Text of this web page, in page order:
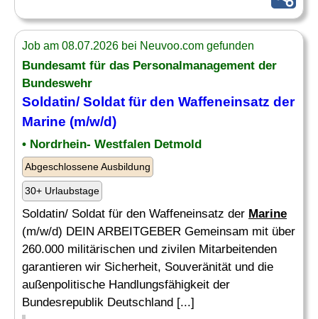
Job am 08.07.2026 bei Neuvoo.com gefunden
Bundesamt für das Personalmanagement der
Bundeswehr
Soldatin/ Soldat für den Waffeneinsatz der
Marine (m/w/d)
• Nordrhein- Westfalen Detmold
Abgeschlossene Ausbildung
30+ Urlaubstage
Soldatin/ Soldat für den Waffeneinsatz der Marine
(m/w/d) DEIN ARBEITGEBER Gemeinsam mit über
260.000 militärischen und zivilen Mitarbeitenden
garantieren wir Sicherheit, Souveränität und die
außenpolitische Handlungsfähigkeit der
Bundesrepublik Deutschland [...]